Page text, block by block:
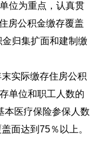
位为重点，认真贯
房公积金缴存覆盖
归集扩面和建制缴
实际缴存住房公积
单位和职工人数的
本医疗保险参保人数
面达到75％以上。